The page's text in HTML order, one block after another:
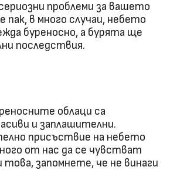
проблеми за вашето
пак, в много случаи, небето
буреносно, а бурята ще
последствия.
облаци са
и заплашителни.
присъствие на небето
от нас да се чувстват
това, запомнете, че не винаги